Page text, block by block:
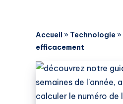
Accueil » Technologie »
efficacement